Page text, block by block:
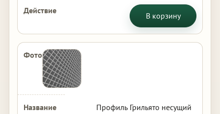
В корзину
Профиль Грильято несущий